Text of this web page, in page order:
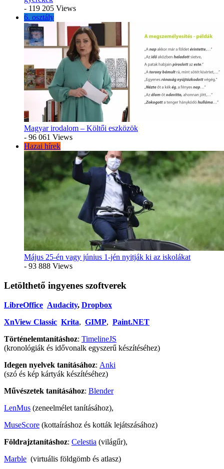
- 119 205 Views
6. osztály
Magyar irodalom – Költői eszközök
- 96 061 Views
Hazai hírek
Május 25-én vagy június 1-jén nyitják ki az iskolákat
- 93 888 Views
Letölthető ingyenes szoftverek
LibreOffice Audacity, Dropbox
XnView Classic Krita, GIMP, Paint.NET
Történelemtanításhoz: TimelineJS
(kronológiák és idővonalk egyszerű készítéséhez)
Idegen nyelvek tanításához: Anki
(szó és kép kártyák készítéséhez)
Művészetek tanításához: Blender
LenMus (zeneelmélet tanításához),
MuseScore (kottaíráshoz és kották lejátszásához)
Földrajztanításhoz: Celestia (világűr),
Marble (virtuális földgömb és atlasz)